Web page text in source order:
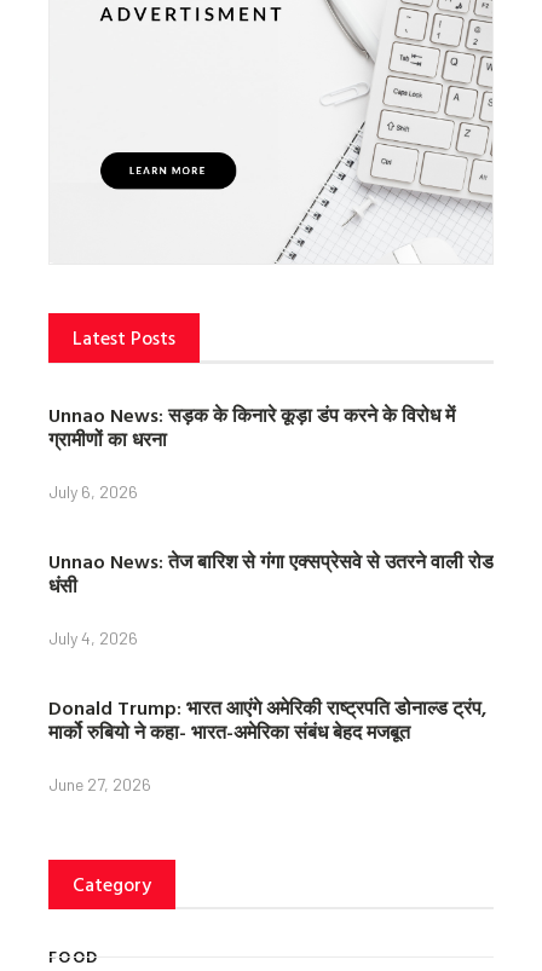
Latest Posts
Unnao News: सड़क के किनारे कूड़ा डंप करने के विरोध में
ग्रामीणों का धरना
July 6, 2026
Unnao News: तेज बारिश से गंगा एक्सप्रेसवे से उतरने वाली रोड
धंसी
July 4, 2026
Donald Trump: भारत आएंगे अमेरिकी राष्ट्रपति डोनाल्ड ट्रंप,
मार्को रुबियो ने कहा- भारत-अमेरिका संबंध बेहद मजबूत
June 27, 2026
Category
FOOD